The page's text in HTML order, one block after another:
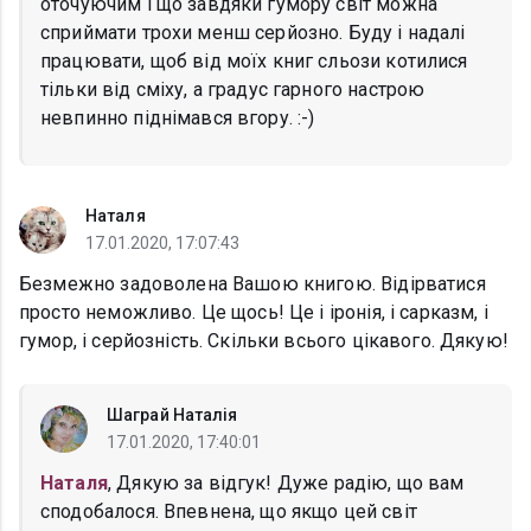
сприймати трохи менш серйозно. Буду і надалі
працювати, щоб від моїх книг сльози котилися
тільки від сміху, а градус гарного настрою
невпинно піднімався вгору. :-)
Наталя
17.01.2020, 17:07:43
Безмежно задоволена Вашою книгою. Відірватися
просто неможливо. Це щось! Це і іронія, і сарказм, і
гумор, і серйозність. Скільки всього цікавого. Дякую!
Шаграй Наталія
17.01.2020, 17:40:01
Наталя, Дякую за відгук! Дуже радію, що вам
сподобалося. Впевнена, що якщо цей світ